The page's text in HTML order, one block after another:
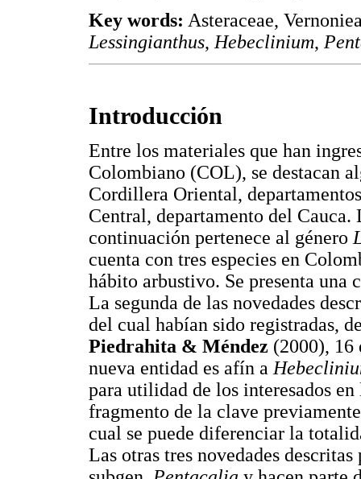
Key words: Asteraceae,
Lessingianthus, Hebeclinium,
Introducción
Entre los materiales que han
Colombiano (COL), se destacan
Cordillera Oriental,
Central, departamento del Cauca.
continuación pertenece al género
cuenta con tres especies en
hábito arbustivo. Se presenta una
La segunda de las novedades
del cual habían sido registradas,
Piedrahita & Méndez (2000), 16
nueva entidad es afín a
para utilidad de los interesados
fragmento de la clave
cual se puede diferenciar la
Las otras tres novedades